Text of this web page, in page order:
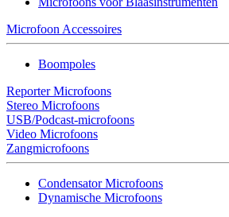
Microfoon Accessoires
Boompoles
Reporter Microfoons
Stereo Microfoons
USB/Podcast-microfoons
Video Microfoons
Zangmicrofoons
Condensator Microfoons
Dynamische Microfoons